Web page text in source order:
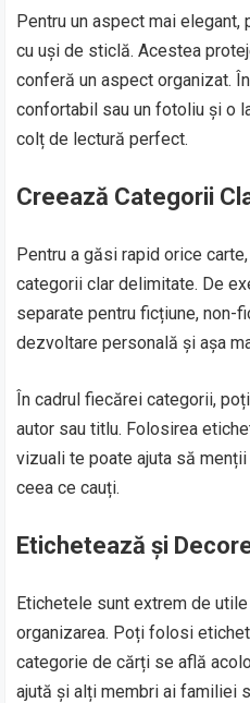
Pentru un aspect mai
cu uși de sticlă. Acestea
conferă un aspect organizat.
confortabil sau un fotoliu și o
colț de lectură perfect.
Creează Categorii
Pentru a găsi rapid orice
categorii clar delimitate. De
separate pentru ficțiune, non-
dezvoltare personală și așa
În cadrul fiecărei categorii,
autor sau titlu. Folosirea
vizuali te poate ajuta să
ceea ce cauți.
Etichetează și
Etichetele sunt extrem de
organizarea. Poți folosi
categorie de cărți se află
ajută și alți membri ai familiei